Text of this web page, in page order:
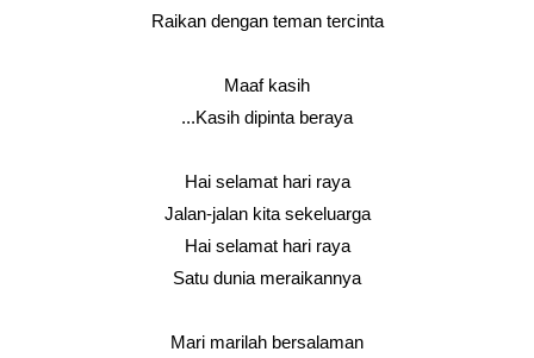
Raikan dengan teman tercinta
Maaf kasih
Kasih dipinta beraya...
Hai selamat hari raya
Jalan-jalan kita sekeluarga
Hai selamat hari raya
Satu dunia meraikannya
Mari marilah bersalaman